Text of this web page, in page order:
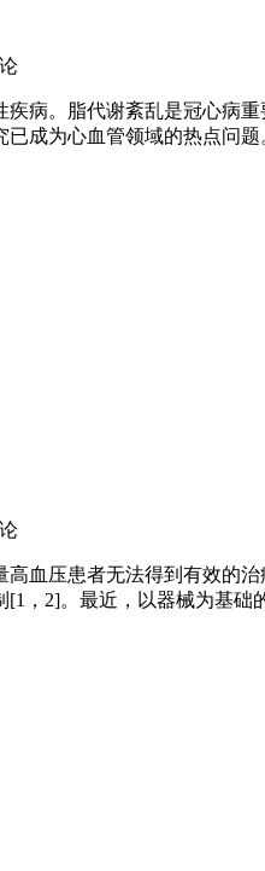
病。脂代谢紊乱是冠心病
成为心血管领域的热点问题
血压患者无法得到有效的
，2]。最近，以器械为基础